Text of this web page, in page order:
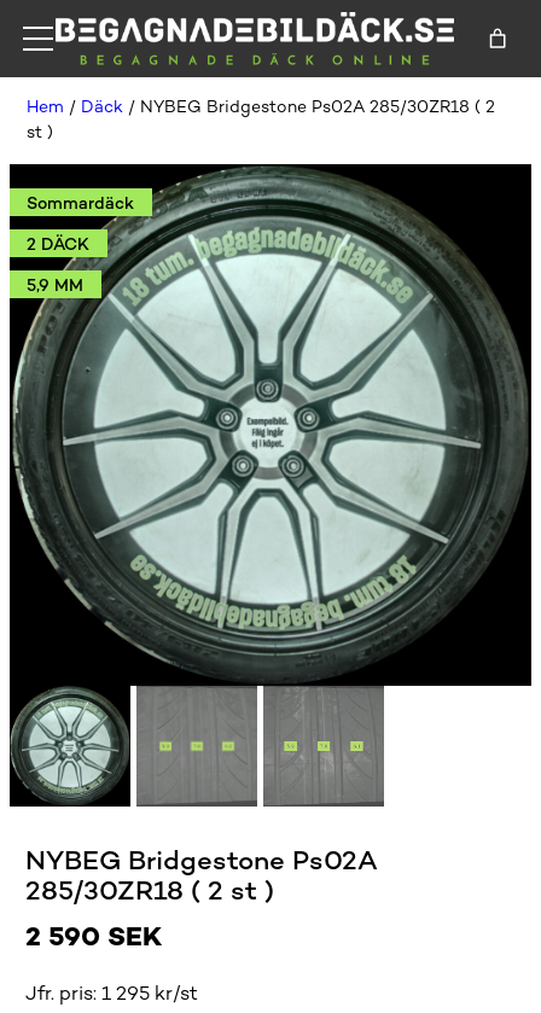
Hem / Däck / NYBEG Bridgestone Ps02A 285/30ZR18 ( 2
st )
Sommardäck
2 DÄCK
5,9 MM
NYBEG Bridgestone Ps02A
285/30ZR18 ( 2 st )
2 590 SEK
Jfr. pris: 1 295 kr/st